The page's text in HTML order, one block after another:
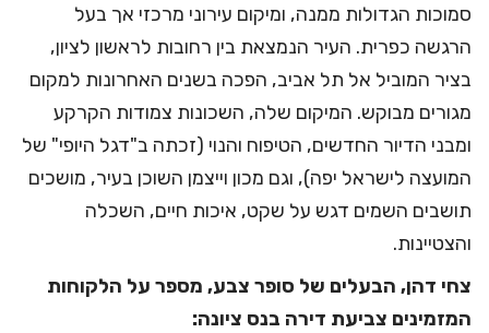
סמוכות הגדולות ממנה, ומיקום עירוני מרכזי אך בעל
הרגשה כפרית. העיר הנמצאת בין רחובות לראשון לציון,
בציר המוביל אל תל אביב, הפכה בשנים האחרונות למקום
מגורים מבוקש. המיקום שלה, השכונות צמודות הקרקע
ומבני הדיור החדשים, הטיפוח והנוי (זכתה ב"דגל היופי" של
המועצה לישראל יפה), וגם מכון וייצמן השוכן בעיר, מושכים
תושבים השמים דגש על שקט, איכות חיים, השכלה
והצטיינות.
צחי דהן, הבעלים של סופר צבע, מספר על הלקוחות
המזמינים צביעת דירה בנס ציונה: